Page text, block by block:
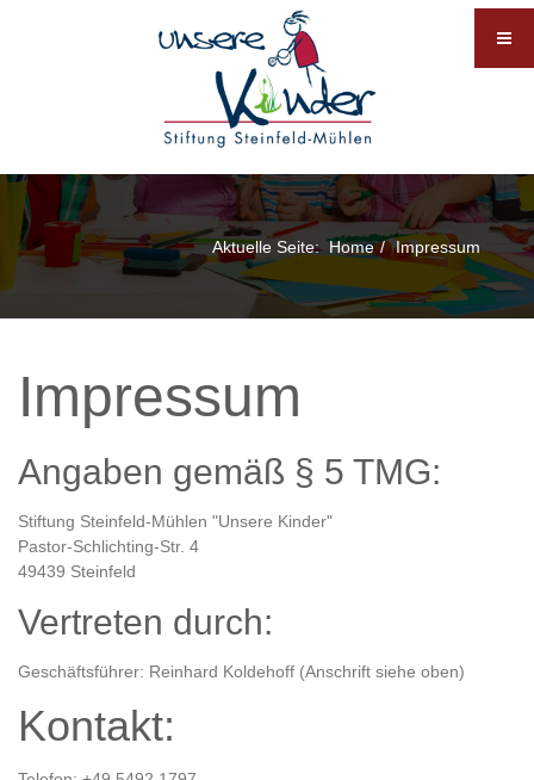
Aktuelle Seite:Home Impressum
Impressum
Angaben gemäß § 5 TMG:
Stiftung Steinfeld-Mühlen "Unsere Kinder"
Pastor-Schlichting-Str. 4
49439 Steinfeld
Vertreten durch:
Geschäftsführer: Reinhard Koldehoff (Anschrift siehe oben)
Kontakt: